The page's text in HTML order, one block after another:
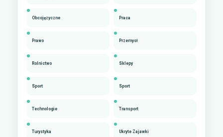
Obcojęzyczne Praca
Prawo Przemysł
Rolnictwo Sklepy
Sport Sport
Technologie Transport
Turystyka Ukryte Zajawki